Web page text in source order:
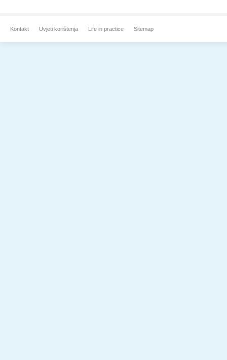
Kontakt Uvjeti korištenja Life in practice Sitemap